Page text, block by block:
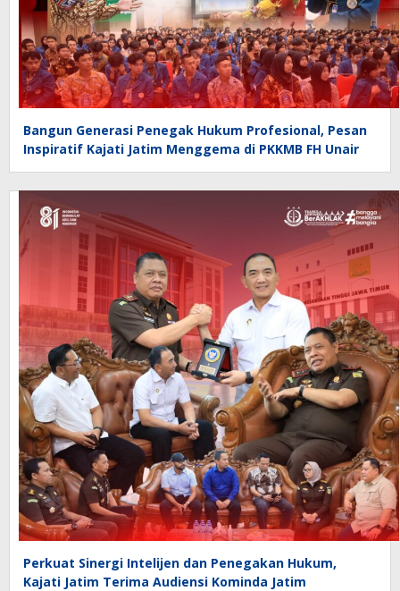
Bangun Generasi Penegak Hukum Profesional, Pesan
Inspiratif Kajati Jatim Menggema di PKKMB FH Unair
Perkuat Sinergi Intelijen dan Penegakan Hukum,
Kajati Jatim Terima Audiensi Kominda Jatim